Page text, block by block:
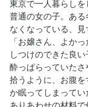
東京で一人暮らし
普通の女の子。あ
なくなっている、見
「お嬢さん、よか
しつけのできた良い
酔っぱらっていた
拾うように、お腹
か眠ってしまって